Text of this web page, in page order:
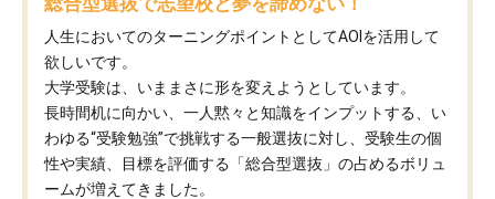
人生においてのターニングポイントとしてAOIを活用して
欲しいです。
大学受験は、いままさに形を変えようとしています。
長時間机に向かい、一人黙々と知識をインプットする、い
わゆる“受験勉強”で挑戦する一般選抜に対し、受験生の個
性や実績、目標を評価する「総合型選抜」の占めるボリュ
ームが増えてきました。